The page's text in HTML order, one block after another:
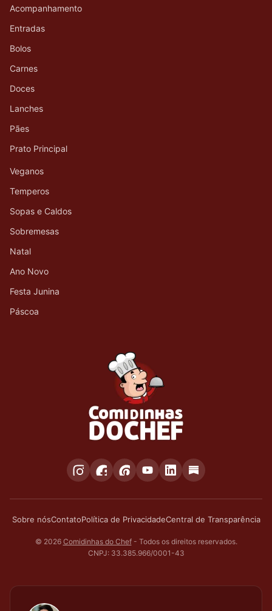
Acompanhamento
Entradas
Bolos
Carnes
Doces
Lanches
Pães
Prato Principal
Veganos
Temperos
Sopas e Caldos
Sobremesas
Natal
Ano Novo
Festa Junina
Páscoa
Sobre nósContatoPolítica de PrivacidadeCentral de Transparência
© 2026 Comidinhas do Chef- Todos os direitos reservados.
CNPJ: 33.385.966/0001-43